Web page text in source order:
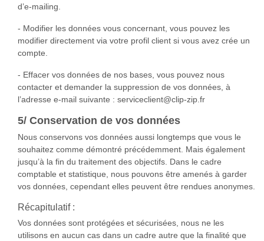
d’e-mailing.
- Modifier les données vous concernant, vous pouvez les
modifier directement via votre profil client si vous avez crée un
compte.
- Effacer vos données de nos bases, vous pouvez nous
contacter et demander la suppression de vos données, à
l’adresse e-mail suivante : serviceclient@clip-zip.fr
5/ Conservation de vos données
Nous conservons vos données aussi longtemps que vous le
souhaitez comme démontré précédemment. Mais également
jusqu’à la fin du traitement des objectifs. Dans le cadre
comptable et statistique, nous pouvons être amenés à garder
vos données, cependant elles peuvent être rendues anonymes.
Récapitulatif :
Vos données sont protégées et sécurisées, nous ne les
utilisons en aucun cas dans un cadre autre que la finalité que